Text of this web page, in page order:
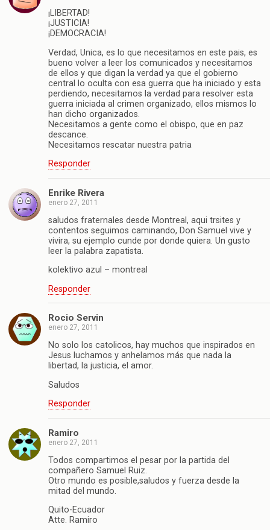
¡LIBERTAD!
¡JUSTICIA!
¡DEMOCRACIA!
Verdad, Unica, es lo que necesitamos en este pais, es
bueno volver a leer los comunicados y necesitamos
de ellos y que digan la verdad ya que el gobierno
central lo oculta con esa guerra que ha iniciado y esta
perdiendo, necesitamos la verdad para resolver esta
guerra iniciada al crimen organizado, ellos mismos lo
han dicho organizados.
Necesitamos a gente como el obispo, que en paz
descance.
Necesitamos rescatar nuestra patria
Responder
Enrike Rivera
enero 27, 2011
saludos fraternales desde Montreal, aqui trsites y
contentos seguimos caminando, Don Samuel vive y
vivira, su ejemplo cunde por donde quiera. Un gusto
leer la palabra zapatista.
kolektivo azul – montreal
Responder
Rocio Servin
enero 27, 2011
No solo los catolicos, hay muchos que inspirados en
Jesus luchamos y anhelamos más que nada la
libertad, la justicia, el amor.
Saludos
Responder
Ramiro
enero 27, 2011
Todos compartimos el pesar por la partida del
compañero Samuel Ruiz.
Otro mundo es posible,saludos y fuerza desde la
mitad del mundo.
Quito-Ecuador
Atte. Ramiro